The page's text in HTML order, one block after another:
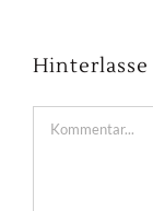
Kommentar